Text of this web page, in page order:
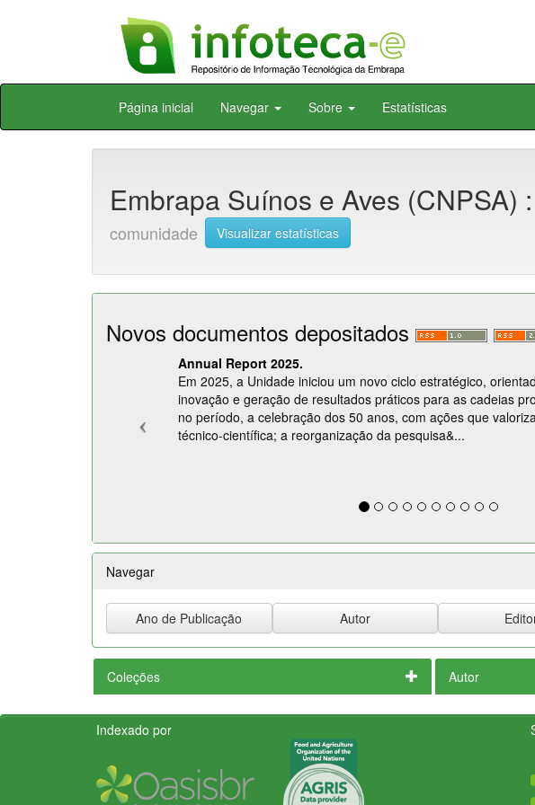
Skip
Página inicial Navegar Sobre Estatísticas
Embrapa Suínos e Aves (CNPSA)
comunidade
Visualizar estatísticas
Novos documentos depositados
Annual Report 2025.
Em 2025, a Unidade iniciou um novo ciclo estratégico,
inovação e geração de resultados práticos para as cadeias
no período, a celebração dos 50 anos, com ações que
técnico-científica; a reorganização da pesquisa&...
Navegar
Coleções Autor
Indexado por